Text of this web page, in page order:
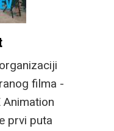
filma -
Animation
prvi puta